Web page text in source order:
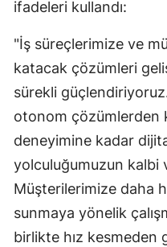
ifadeleri kullandı:
"İş süreçlerimize ve
katacak çözümleri
sürekli
otonom çözümlerden
deneyimine kadar
yolculuğumuzun kalbi
Müşterilerimize daha
sunmaya yönelik
birlikte hız kesmeden